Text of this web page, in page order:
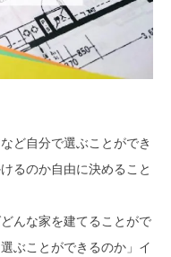
イベント参加
ど自分で選ぶことができ
るのか自由に決めること
んな家を建てることがで
ぶことができるのか」イ